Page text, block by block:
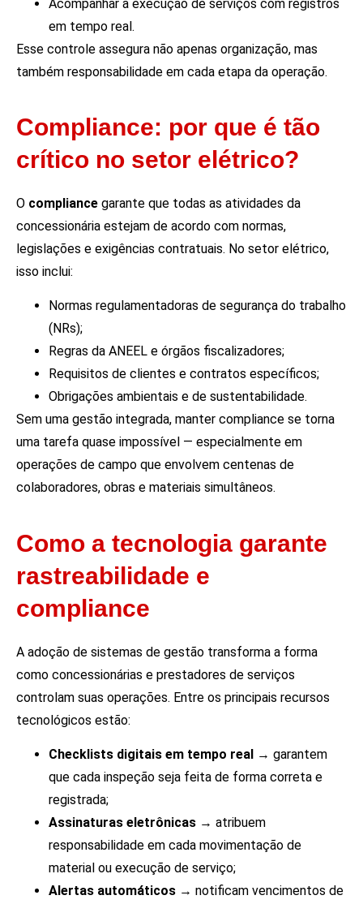
Acompanhar a execução de serviços com registros
em tempo real.
Esse controle assegura não apenas organização, mas
também responsabilidade em cada etapa da operação.
Compliance: por que é tão
crítico no setor elétrico?
O compliance garante que todas as atividades da
concessionária estejam de acordo com normas,
legislações e exigências contratuais. No setor elétrico,
isso inclui:
Normas regulamentadoras de segurança do trabalho
(NRs);
Regras da ANEEL e órgãos fiscalizadores;
Requisitos de clientes e contratos específicos;
Obrigações ambientais e de sustentabilidade.
Sem uma gestão integrada, manter compliance se torna
uma tarefa quase impossível — especialmente em
operações de campo que envolvem centenas de
colaboradores, obras e materiais simultâneos.
Como a tecnologia garante
rastreabilidade e
compliance
A adoção de sistemas de gestão transforma a forma
como concessionárias e prestadores de serviços
controlam suas operações. Entre os principais recursos
tecnológicos estão:
Checklists digitais em tempo real → garantem
que cada inspeção seja feita de forma correta e
registrada;
Assinaturas eletrônicas → atribuem
responsabilidade em cada movimentação de
material ou execução de serviço;
Alertas automáticos → notificam vencimentos de